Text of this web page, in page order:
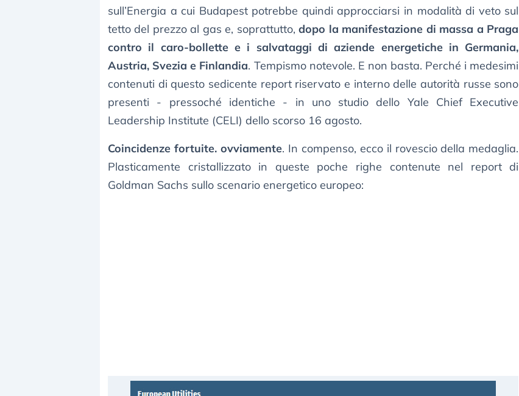
sull’Energia a cui Budapest potrebbe quindi approcciarsi in modalità di veto sul
tetto del prezzo al gas e, soprattutto,dopo la manifestazione di massa a Praga
contro il caro-bollette e i salvataggi di aziende energetiche in Germania,
Austria, Svezia e Finlandia. Tempismo notevole. E non basta. Perché i medesimi
contenuti di questo sedicente report riservato e interno delle autorità russe sono
presenti - pressoché identiche - in uno studio dello Yale Chief Executive
Leadership Institute (CELI) dello scorso 16 agosto.
Coincidenze fortuite. ovviamente. In compenso, ecco il rovescio della medaglia.
Plasticamente cristallizzato in queste poche righe contenute nel report di
Goldman Sachs sullo scenario energetico europeo: